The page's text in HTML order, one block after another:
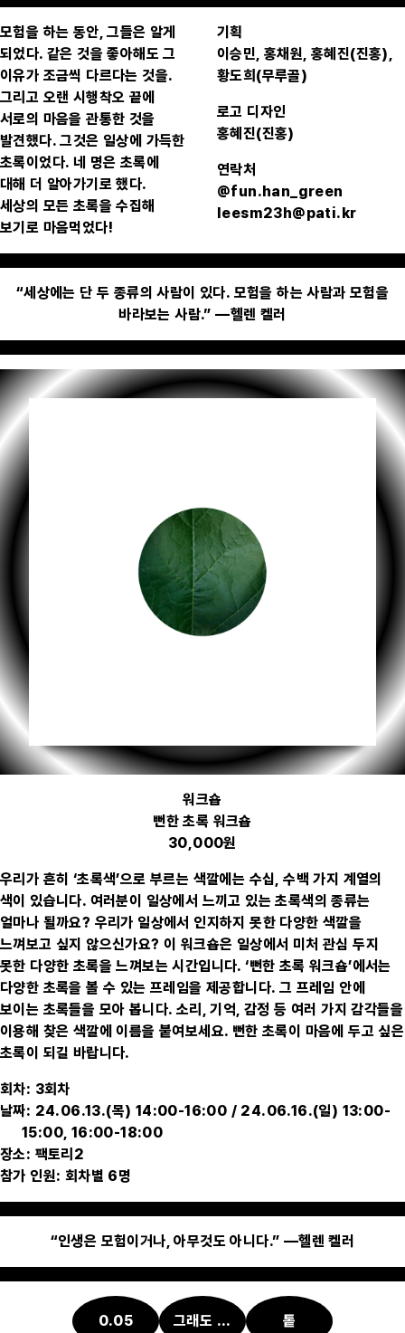
모험을 하는 동안, 그들은 알게
되었다. 같은 것을 좋아해도 그
이유가 조금씩 다르다는 것을.
그리고 오랜 시행착오 끝에
서로의 마음을 관통한 것을
발견했다. 그것은 일상에 가득한
초록이었다. 네 명은 초록에
대해 더 알아가기로 했다.
세상의 모든 초록을 수집해
보기로 마음먹었다!
기획
이승민, 홍채원, 홍혜진(진홍),
황도희(무루골)
로고 디자인
홍혜진(진홍)
연락처
@fun.han_green
leesm23h@pati.kr
“세상에는 단 두 종류의 사람이 있다. 모험을 하는 사람과 모험을
바라보는 사람.” —헬렌 켈러
워크숍
뻔한 초록 워크숍
30,000원
우리가 흔히 ‘초록색’으로 부르는 색깔에는 수십, 수백 가지 계열의
색이 있습니다. 여러분이 일상에서 느끼고 있는 초록색의 종류는
얼마나 될까요? 우리가 일상에서 인지하지 못한 다양한 색깔을
느껴보고 싶지 않으신가요? 이 워크숍은 일상에서 미처 관심 두지
못한 다양한 초록을 느껴보는 시간입니다. ‘뻔한 초록 워크숍’에서는
다양한 초록을 볼 수 있는 프레임을 제공합니다. 그 프레임 안에
보이는 초록들을 모아 봅니다. 소리, 기억, 감정 등 여러 가지 감각들을
이용해 찾은 색깔에 이름을 붙여보세요. 뻔한 초록이 마음에 두고 싶은
초록이 되길 바랍니다.
회차: 3회차
날짜: 24.06.13.(목) 14:00-16:00 / 24.06.16.(일) 13:00-
15:00, 16:00-18:00
장소: 팩토리2
참가 인원: 회차별 6명
“인생은 모험이거나, 아무것도 아니다.” —헬렌 켈러
0.05 그래도 번역단 톹